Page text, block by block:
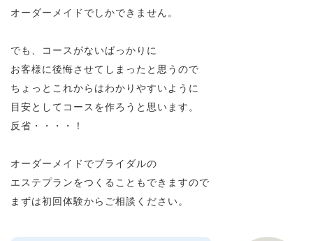
オーダーメイドでしかできません。
でも、コースがないばっかりに
お客様に後悔させてしまったと思うので
ちょっとこれからはわかりやすいように
目安としてコースを作ろうと思います。
反省・・・・！
オーダーメイドでブライダルの
エステプランをつくることもできますので
まずは初回体験からご相談ください。